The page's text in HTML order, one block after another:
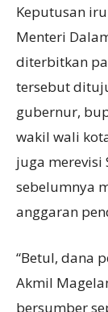
Keputusan
Menteri
diterbitkan
tersebut
gubernur,
wakil wali
juga merevisi
sebelumnya
anggaran
“Betul, dana
Akmil
bersumber